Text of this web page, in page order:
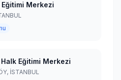
Merkezi
Eğitimi Merkezi
İSTANBUL